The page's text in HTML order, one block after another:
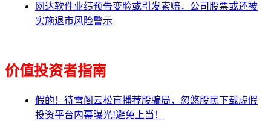
网达软件业绩预告变脸或引发索赔，公司股票或还被
实施退市风险警示
价值投资者指南
假的！待雪阁云松直播荐股骗局，忽悠股民下载虚假
投资平台内幕曝光!避免上当！